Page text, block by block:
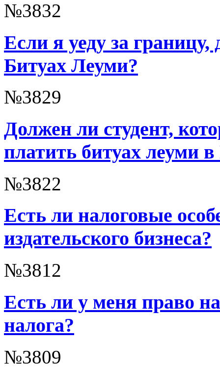
№3832
Если я уеду за
Битуах Леуми?
№3829
Должен ли студент,
платить битуах леуми
№3822
Есть ли налоговые
издательского бизнеса?
№3812
Есть ли у меня право
налога?
№3809